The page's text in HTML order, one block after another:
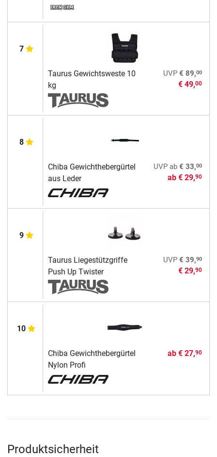
7
Taurus Gewichtsweste 10
kg
UVP € 89,00
€ 49,00
8
Chiba Gewichthebergürtel
aus Leder
UVPab € 33,00
ab € 29,90
9
Taurus Liegestützgriffe
Push Up Twister
UVP € 39,90
€ 29,90
10
Chiba Gewichthebergürtel
Nylon Profi
ab € 27,90
Produktsicherheit